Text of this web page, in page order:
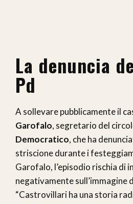
La denuncia
Pd
A sollevare pubblicamente il
Garofalo, segretario del
Democratico, che ha
striscione durante i
Garofalo, l’episodio rischia di
negativamente sull’immagine
“Castrovillari ha una storia